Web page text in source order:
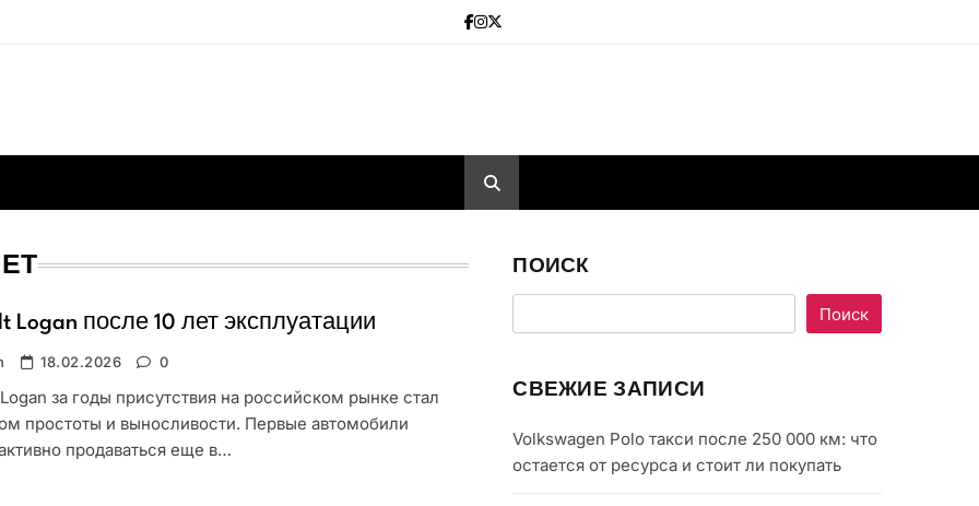
Logan после 10 лет эксплуатации
18.02.2026 0
за годы присутствия на российском рынке стал
простоты и выносливости. Первые автомобили
продаваться еще в…
ПОИСК
Поиск
СВЕЖИЕ ЗАПИСИ
Volkswagen Polo такси после 250 000 км: что
остается от ресурса и стоит ли покупать